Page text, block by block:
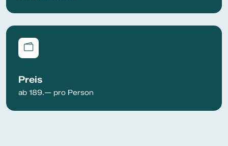
Preis
ab 189.— pro Person